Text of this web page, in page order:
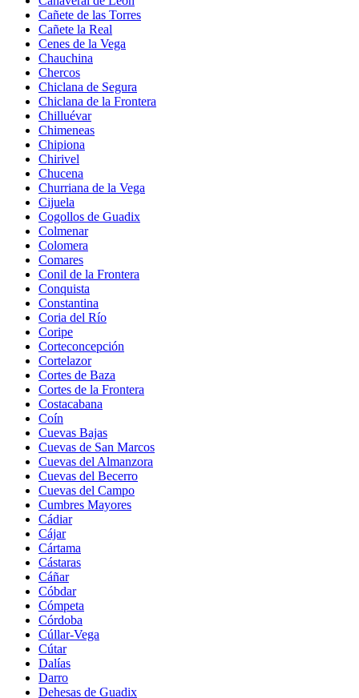
Cañete de las Torres
Cañete la Real
Cenes de la Vega
Chauchina
Chercos
Chiclana de Segura
Chiclana de la Frontera
Chilluévar
Chimeneas
Chipiona
Chirivel
Chucena
Churriana de la Vega
Cijuela
Cogollos de Guadix
Colmenar
Colomera
Comares
Conil de la Frontera
Conquista
Constantina
Coria del Río
Coripe
Corteconcepción
Cortelazor
Cortes de Baza
Cortes de la Frontera
Costacabana
Coín
Cuevas Bajas
Cuevas de San Marcos
Cuevas del Almanzora
Cuevas del Becerro
Cuevas del Campo
Cumbres Mayores
Cádiar
Cájar
Cártama
Cástaras
Cáñar
Cóbdar
Cómpeta
Córdoba
Cúllar-Vega
Cútar
Dalías
Darro
Dehesas de Guadix